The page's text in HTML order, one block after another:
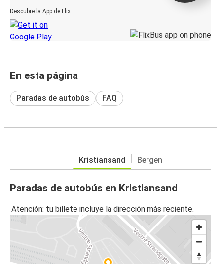
Descubre la App de Flix
En esta página
Paradas de autobús FAQ
Kristiansand Bergen
Paradas de autobús en Kristiansand
Atención: tu billete incluye la dirección más reciente.